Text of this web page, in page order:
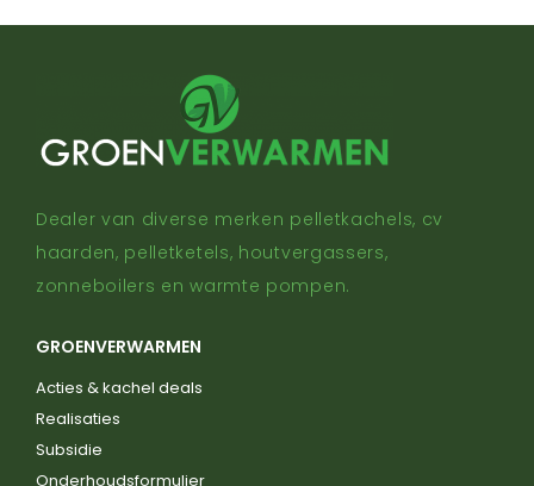
Dealer van diverse merken pelletkachels, cv
haarden, pelletketels, houtvergassers,
zonneboilers en warmte pompen.
GROENVERWARMEN
Acties & kachel deals
Realisaties
Subsidie
Onderhoudsformulier